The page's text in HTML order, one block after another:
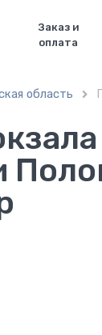
Заказ и
оплата
область 